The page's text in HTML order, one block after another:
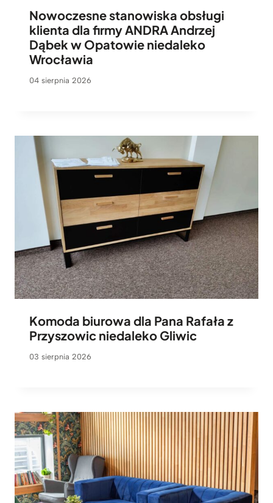
Nowoczesne stanowiska obsługi
klienta dla firmy ANDRA Andrzej
Dąbek w Opatowie niedaleko
Wrocławia
04 sierpnia 2026
Komoda biurowa dla Pana Rafała z
Przyszowic niedaleko Gliwic
03 sierpnia 2026